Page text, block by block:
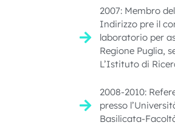
2007: Membro
Indirizzo pre il
laboratorio per
Regione Puglia,
L’Istituto di
2008-2010:
presso
Basilicata-